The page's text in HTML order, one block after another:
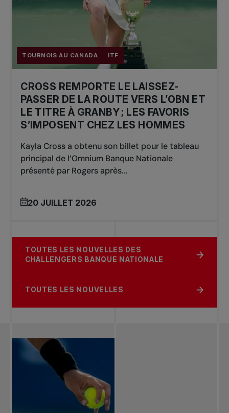
TOURNOIS AU CANADA ITF
CROSS REMPORTE LE LAISSEZ-
PASSER DE LA ROUTE VERS L’OBN ET
LE TITRE À GRANBY ; LES FAVORIS
S’IMPOSENT CHEZ LES HOMMES
Kayla Cross a obtenu son billet pour le tableau
principal de l’Omnium Banque Nationale
présenté par Rogers après...
20 JUILLET 2026
TOUTES LES NOUVELLES DES
CHALLENGERS BANQUE NATIONALE
TOUTES LES NOUVELLES